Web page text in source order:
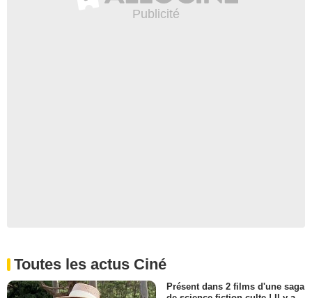
Toutes les actus Ciné
Présent dans 2 films d'une saga